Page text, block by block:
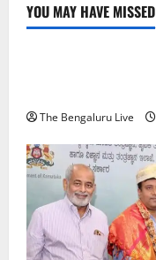
YOU MAY HAVE MISSED
ಬೆಳಗಾವಿ ಬೆಂಗಳೂರು ನಗರ
The Bengaluru Live